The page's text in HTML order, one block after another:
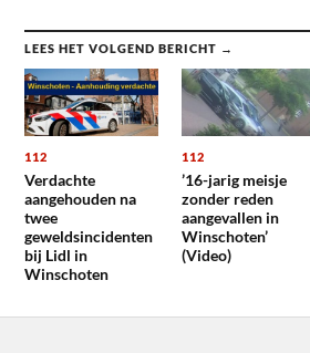
LEES HET VOLGEND BERICHT →
112
Verdachte
aangehouden na
twee
geweldsincidenten
bij Lidl in
Winschoten
112
’16-jarig meisje
zonder reden
aangevallen in
Winschoten’
(Video)